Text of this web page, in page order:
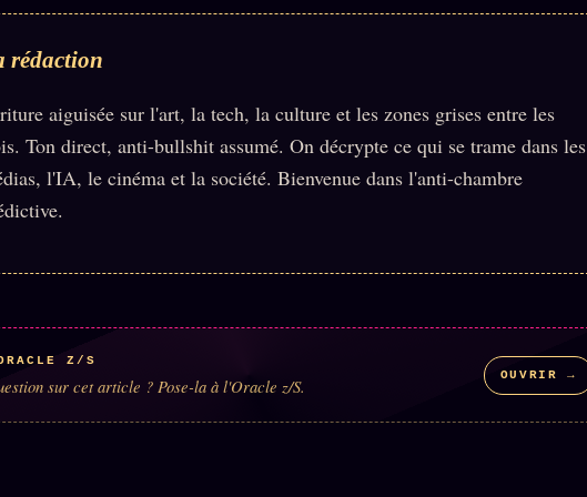
rédaction
aiguisée sur l'art, la tech, la culture et les zones grises entre les
Ton direct, anti-bullshit assumé. On décrypte ce qui se trame dans les
l'IA, le cinéma et la société. Bienvenue dans l'anti-chambre
Z/S
sur cet article ? Pose-la à l'Oracle z/S. OUVRIR →